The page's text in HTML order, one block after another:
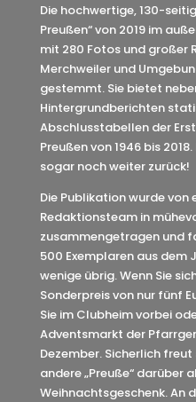
Die hochwertige, 130-
Preußen“ von 2019 im
mit 280 Fotos und großer
Merchweiler und
gestemmt. Sie bietet
Hintergrundberichten
Abschlusstabellen der
Preußen von 1946 bis
sogar noch weiter zurück!
Die Publikation wurde von
Redaktionsteam in
zusammengetragen und
500 Exemplaren aus dem
wenige übrig. Wenn Sie
Sonderpreis von nur fünf
Sie im Clubheim vorbei
Adventsmarkt der
Dezember. Sicherlich
andere „Preuße“ darüber
Weihnachtsgeschenk. An